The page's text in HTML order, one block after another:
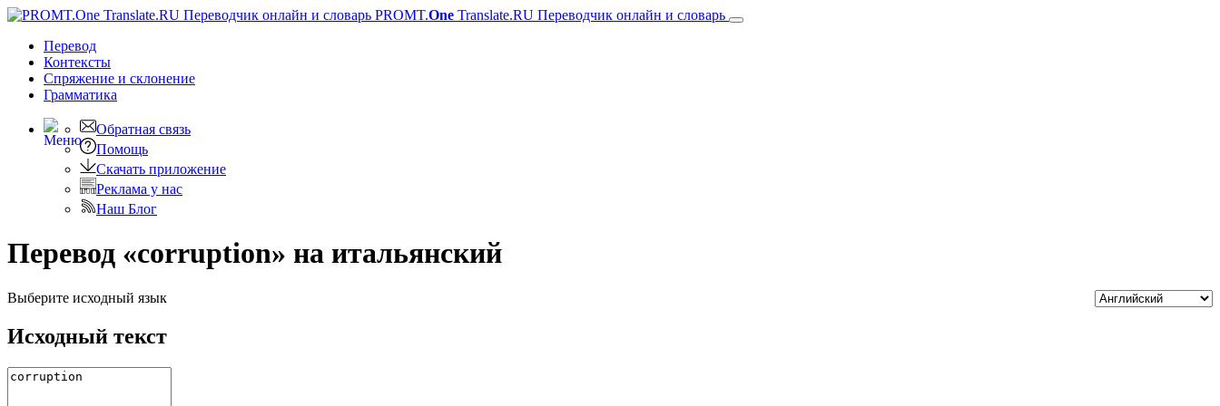
PROMT.One Translate.RU Переводчик онлайн и словарь
Перевод
Контексты
Спряжение и склонение
Грамматика
Обратная связь
Помощь
Скачать приложение
Реклама у нас
Наш Блог
Перевод «corruption» на итальянский
Выберите исходный язык
Исходный текст